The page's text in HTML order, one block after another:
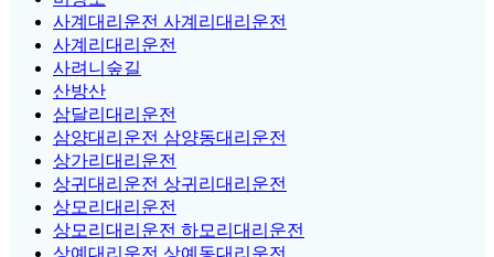
사계대리운전 사계리대리운전
사계리대리운전
사려니숲길
산방산
삼달리대리운전
삼양대리운전 삼양동대리운전
상가리대리운전
상귀대리운전 상귀리대리운전
상모리대리운전
상모리대리운전 하모리대리운전
상예대리운전 상예동대리운전